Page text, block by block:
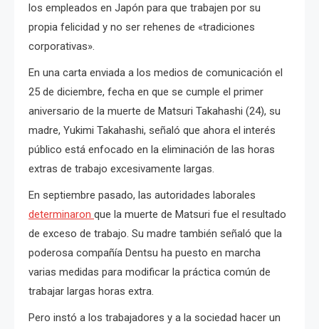
los empleados en Japón para que trabajen por su
propia felicidad y no ser rehenes de «tradiciones
corporativas».
En una carta enviada a los medios de comunicación el
25 de diciembre, fecha en que se cumple el primer
aniversario de la muerte de Matsuri Takahashi (24), su
madre, Yukimi Takahashi, señaló que ahora el interés
público está enfocado en la eliminación de las horas
extras de trabajo excesivamente largas.
En septiembre pasado, las autoridades laborales
determinaron que la muerte de Matsuri fue el resultado
de exceso de trabajo. Su madre también señaló que la
poderosa compañía Dentsu ha puesto en marcha
varias medidas para modificar la práctica común de
trabajar largas horas extra.
Pero instó a los trabajadores y a la sociedad hacer un